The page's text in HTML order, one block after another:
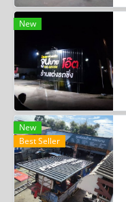
New
New
Best Seller